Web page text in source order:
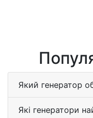
Який генератор
Які генератори